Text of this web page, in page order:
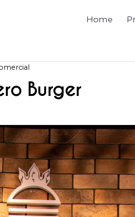
Home
Burger